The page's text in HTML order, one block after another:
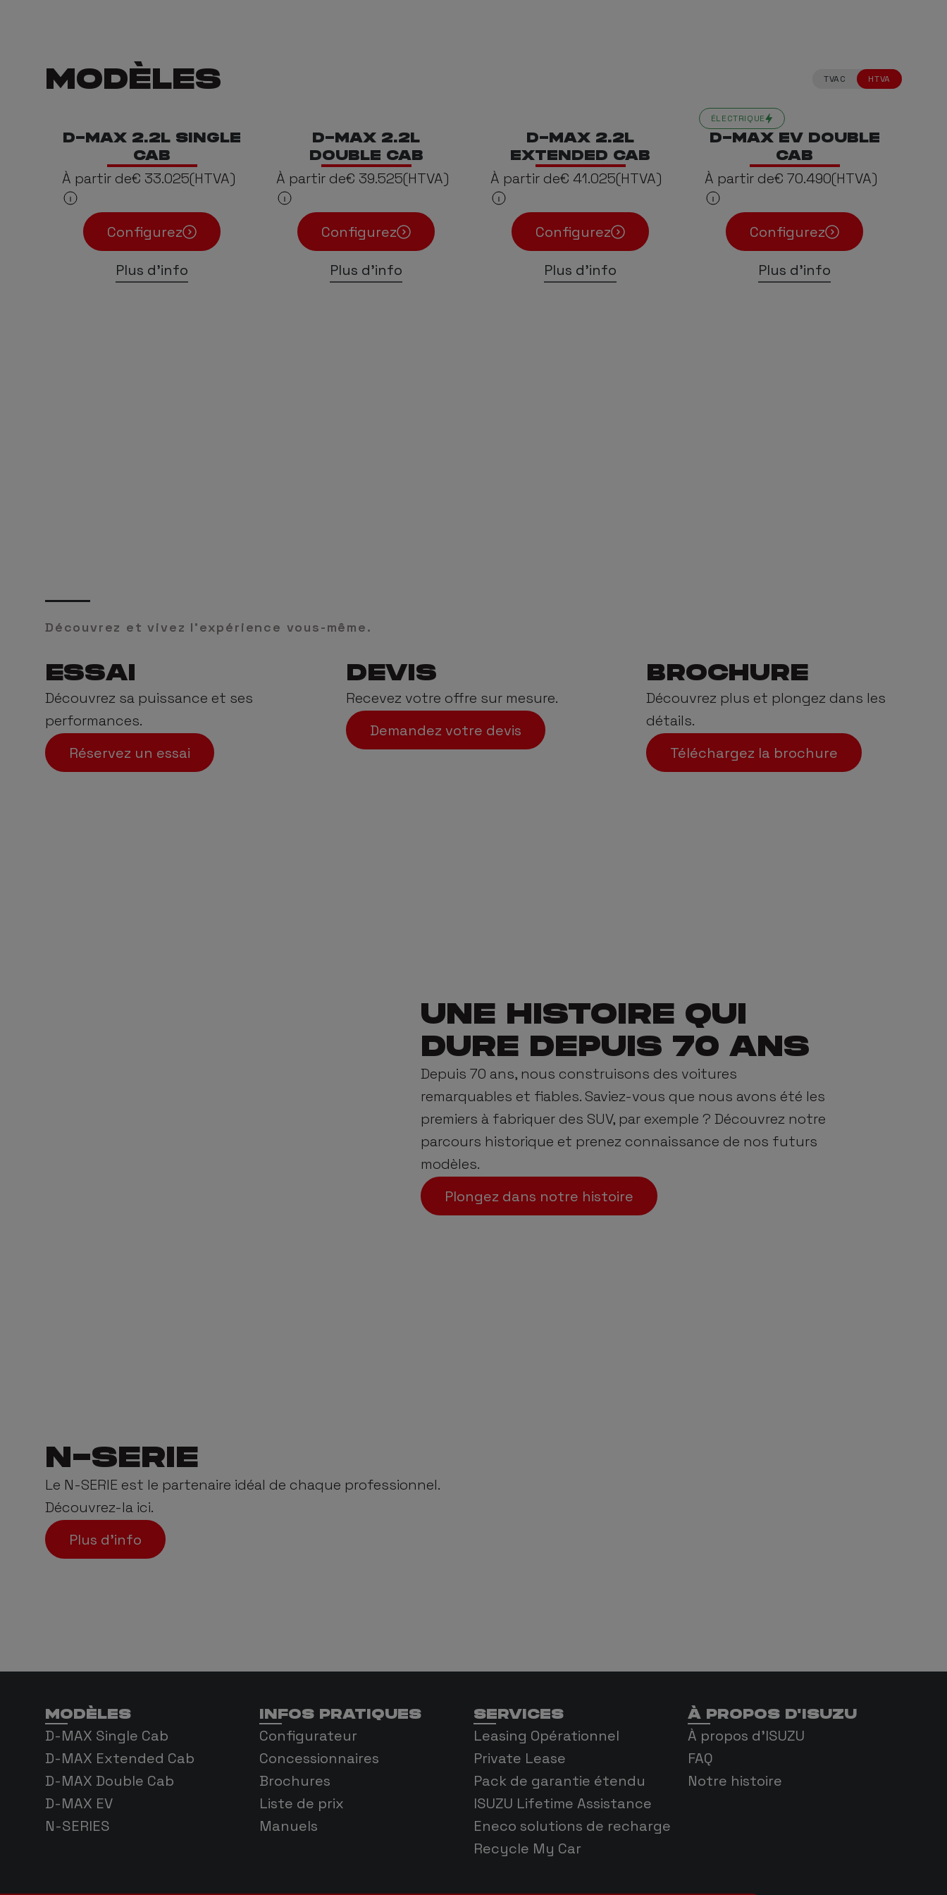
MODÈLES TVAC HTVA
D-MAX 2.2L SINGLE
CAB
À partir de€ 33.025(HTVA)
Configurez
Plus d'info
D-MAX 2.2L
DOUBLE CAB
À partir de€ 39.525(HTVA)
Configurez
Plus d'info
D-MAX 2.2L
EXTENDED CAB
À partir de€ 41.025(HTVA)
Configurez
Plus d'info
ÉLECTRIQUE
D-MAX EV DOUBLE
CAB
À partir de€ 70.490(HTVA)
Configurez
Plus d'info
Découvrez et vivez l'expérience vous-même.
ESSAI
Découvrez sa puissance et ses
performances.
Réservez un essai
DEVIS
Recevez votre offre sur mesure.
Demandez votre devis
BROCHURE
Découvrez plus et plongez dans les
détails.
Téléchargez la brochure
UNE HISTOIRE QUI
DURE DEPUIS 70 ANS
Depuis 70 ans, nous construisons des voitures
remarquables et fiables. Saviez-vous que nous avons été les
premiers à fabriquer des SUV, par exemple ? Découvrez notre
parcours historique et prenez connaissance de nos futurs
modèles.
Plongez dans notre histoire
N-SERIE
Le N-SERIE est le partenaire idéal de chaque professionnel.
Découvrez-la ici.
Plus d’info
MODÈLES
D-MAX Single Cab
D-MAX Extended Cab
D-MAX Double Cab
D-MAX EV
N-SERIES
INFOS PRATIQUES
Configurateur
Concessionnaires
Brochures
Liste de prix
Manuels
SERVICES
Leasing Opérationnel
Private Lease
Pack de garantie étendu
ISUZU Lifetime Assistance
Eneco solutions de recharge
Recycle My Car
À PROPOS D'ISUZU
À propos d'ISUZU
FAQ
Notre histoire